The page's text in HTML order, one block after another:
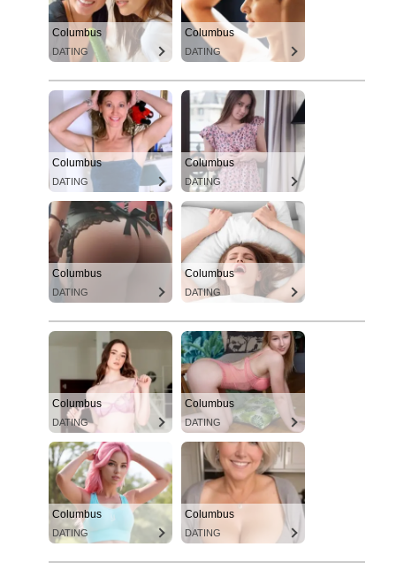
Columbus
DATING
Columbus
DATING
Columbus
DATING
Columbus
DATING
Columbus
DATING
Columbus
DATING
Columbus
DATING
Columbus
DATING
Columbus
DATING
Columbus
DATING